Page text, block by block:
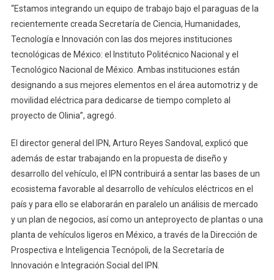
“Estamos integrando un equipo de trabajo bajo el paraguas de la
recientemente creada Secretaría de Ciencia, Humanidades,
Tecnología e Innovación con las dos mejores instituciones
tecnológicas de México: el Instituto Politécnico Nacional y el
Tecnológico Nacional de México. Ambas instituciones están
designando a sus mejores elementos en el área automotriz y de
movilidad eléctrica para dedicarse de tiempo completo al
proyecto de Olinia”, agregó.
El director general del IPN, Arturo Reyes Sandoval, explicó que
además de estar trabajando en la propuesta de diseño y
desarrollo del vehículo, el IPN contribuirá a sentar las bases de un
ecosistema favorable al desarrollo de vehículos eléctricos en el
país y para ello se elaborarán en paralelo un análisis de mercado
y un plan de negocios, así como un anteproyecto de plantas o una
planta de vehículos ligeros en México, a través de la Dirección de
Prospectiva e Inteligencia Tecnópoli, de la Secretaría de
Innovación e Integración Social del IPN.